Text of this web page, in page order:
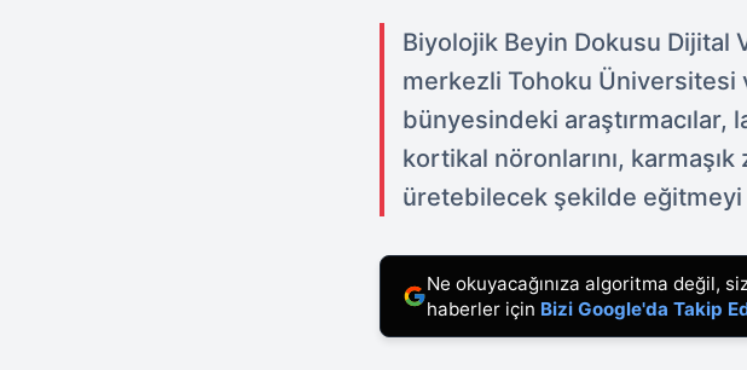
Biyolojik Beyin Dokusu Dijital
merkezli Tohoku
bünyesindeki araştırmacılar,
kortikal nöronlarını,
üretebilecek şekilde eğitmeyi
Ne okuyacağınıza algoritma değil,
haberler için Bizi Google'da Takip